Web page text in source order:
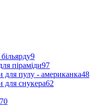
9
піраміди97
для пулу - американка48
для снукера62